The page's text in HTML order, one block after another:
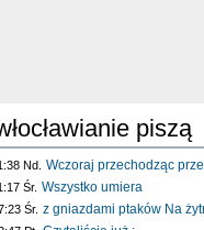
piszą
Nd. Wczoraj przechodząc
Śr. Wszystko umiera
Śr. z gniazdami ptaków Na